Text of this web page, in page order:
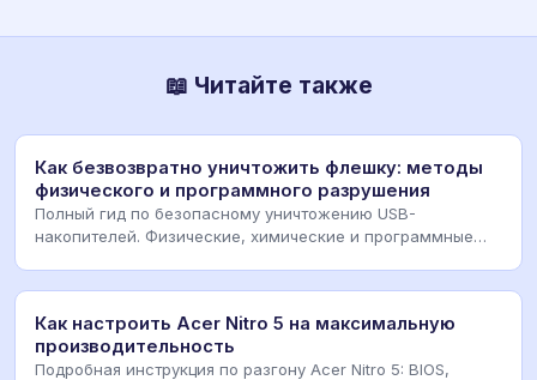
📖 Читайте также
Как безвозвратно уничтожить флешку: методы
физического и программного разрушения
Полный гид по безопасному уничтожению USB-
накопителей. Физические, химические и программные
Как настроить Acer Nitro 5 на максимальную
производительность
Подробная инструкция по разгону Acer Nitro 5: BIOS,